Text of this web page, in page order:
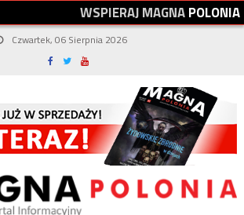
WSPIERAJMAGNAPOLONIA
Czwartek, 06 Sierpnia 2026